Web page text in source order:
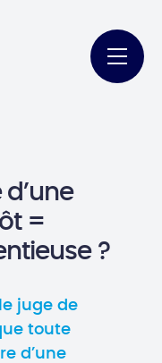
=
?
juge de
toute
d’une